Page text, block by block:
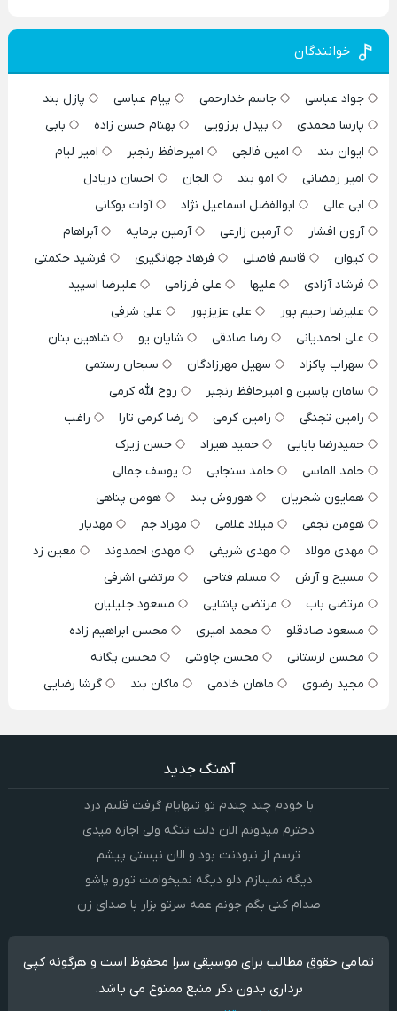
خوانندگان
جواد عباسی جاسم خدارحمی پیام عباسی
پازل بند
پارسا محمدی
بیدل برزویی بهنام حسن زاده
بابی
ایوان بند
امین فالجی امیرحافظ رنجبر
امیر لیام
امیر رمضانی
امو بند الجان
احسان دریادل
ابی عالی
ابوالفضل اسماعیل نژاد
آوات بوکانی
آرون افشار
آرمین زارعی آرمین برمایه
آبراهام
کیوان
قاسم فاضلی فرهاد جهانگیری
فرشید حکمتی
فرشاد آزادی
علیها علی فرزامی
علیرضا اسپید
علیرضا رحیم پور
علی عزیزپور
علی شرفی
علی احمدیانی
رضا صادقی شایان یو
شاهین بنان
سهراب پاکزاد
سهیل مهرزادگان
سبحان رستمی
سامان یاسین و امیرحافظ رنجبر
روح الله کرمی
رامین تجنگی
رامین کرمی رضا کرمی تارا
راغب
حمیدرضا بابایی
حمید هیراد
حسن زیرک
حامد الماسی
حامد سنجابی
یوسف جمالی
همایون شجریان
هوروش بند
هومن پناهی
هومن نجفی
میلاد غلامی مهراد جم
مهدیار
مهدی مولاد
مهدی شریفی مهدی احمدوند
معین زد
مسیح و آرش
مسلم فتاحی
مرتضی اشرفی
مرتضی باب
مرتضی پاشایی
مسعود جلیلیان
مسعود صادقلو
محمد امیری
محسن ابراهیم زاده
محسن لرستانی
محسن چاوشی
محسن یگانه
مجید رضوی
ماهان خادمی ماکان بند گرشا رضایی
آهنگ جدید
با خودم چند چندم تو تنهایام گرفت قلبم درد
دخترم میدونم الان دلت تنگه ولی اجازه میدی
ترسم از نبودنت بود و الان نیستی پیشم
دیگه نمیبازم دلو دیگه نمیخوامت تورو پاشو
صدام کنی بگم جونم عمه سرتو بزار با صدای زن
تمامی حقوق مطالب برای موسیقی سرا محفوظ است و هرگونه کپی
برداری بدون ذکر منبع ممنوع می باشد.